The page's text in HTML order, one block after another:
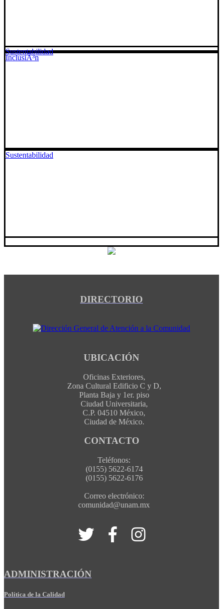
InclusiÃ³n
Sustentabilidad
Sustentabilidad
DIRECTORIO
UBICACIÓN
Oficinas Exteriores,
Zona Cultural Edificio C y D,
Planta Baja y 1er. piso
Ciudad Universitaria,
C.P. 04510 México,
Ciudad de México.
CONTACTO
Teléfonos:
(0155) 5622-6174
(0155) 5622-6176
Correo electrónico:
comunidad@unam.mx
ADMINISTRACIÓN
Política de la Calidad